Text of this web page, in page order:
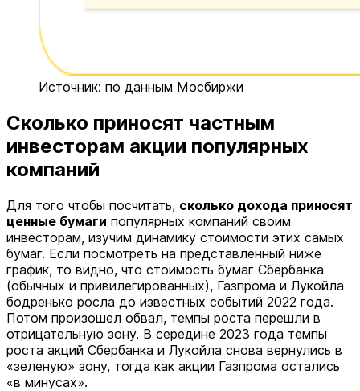
Источник: по данным Мосбиржи
Сколько приносят частным
инвесторам акции популярных
компаний
Для того чтобы посчитать, сколько дохода приносят
ценные бумаги популярных компаний своим
инвесторам, изучим динамику стоимости этих самых
бумаг. Если посмотреть на представленный ниже
график, то видно, что стоимость бумаг Сбербанка
(обычных и привилегированных), Газпрома и Лукойла
бодренько росла до известных событий 2022 года.
Потом произошел обвал, темпы роста перешли в
отрицательную зону. В середине 2023 года темпы
роста акций Сбербанка и Лукойла снова вернулись в
«зеленую» зону, тогда как акции Газпрома остались
«в минусах».